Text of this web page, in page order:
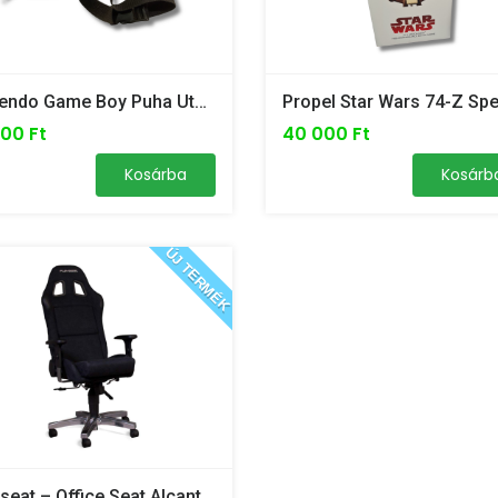
Nintendo Game Boy Puha Utazótáska Vállpánttal – Fekete
Ft
Kosárba
40 000 Ft
ÚJ TERMÉK